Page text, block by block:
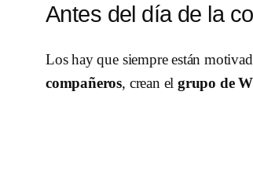
Antes del día de la
Los hay que siempre están
compañeros, crean elgrupo de